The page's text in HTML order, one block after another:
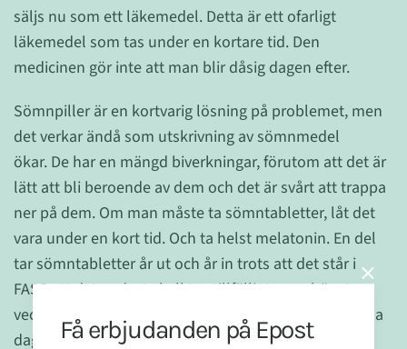
säljs nu som ett läkemedel. Detta är ett ofarligt
läkemedel som tas under en kortare tid. Den
medicinen gör inte att man blir dåsig dagen efter.
Sömnpiller är en kortvarig lösning på problemet, men
det verkar ändå som utskrivning av sömnmedel
ökar. De har en mängd biverkningar, förutom att det är
lätt att bli beroende av dem och det är svårt att trappa
ner på dem. Om man måste ta sömntabletter, låt det
vara under en kort tid. Och ta helst melatonin. En del
tar sömntabletter år ut och år in trots att det står i
FASS att det endast skall tas tillfälligt, som högst en
vecka. Många sömnmedel kan kännas som baksmälla
dagen efter. Det är då i stället bättre att hitta
Få erbjudanden på Epost